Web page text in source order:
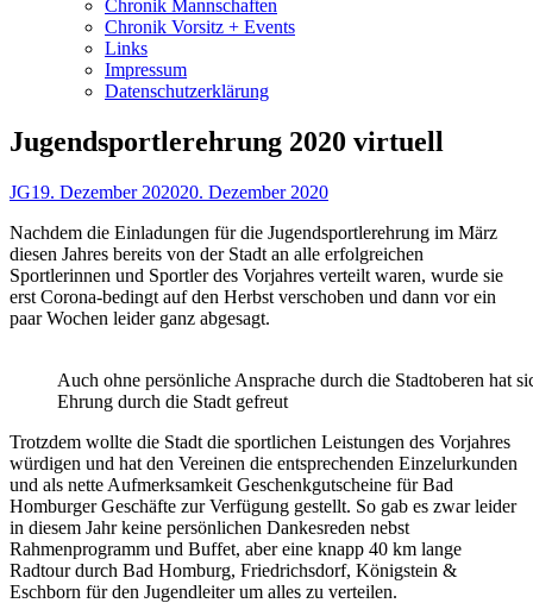
Chronik Mannschaften
Chronik Vorsitz + Events
Links
Impressum
Datenschutzerklärung
Jugendsportlerehrung 2020 virtuell
Autor
JGVeröffentlicht
19. Dezember 202020. Dezember 2020
Nachdem die Einladungen für die Jugendsportlerehrung im März
diesen Jahres bereits von der Stadt an alle erfolgreichen
Sportlerinnen und Sportler des Vorjahres verteilt waren, wurde sie
erst Corona-bedingt auf den Herbst verschoben und dann vor ein
paar Wochen leider ganz abgesagt.
Auch ohne persönliche Ansprache durch die Stadtoberen hat
Ehrung durch die Stadt gefreut
Trotzdem wollte die Stadt die sportlichen Leistungen des Vorjahres
würdigen und hat den Vereinen die entsprechenden Einzelurkunden
und als nette Aufmerksamkeit Geschenkgutscheine für Bad
Homburger Geschäfte zur Verfügung gestellt. So gab es zwar leider
in diesem Jahr keine persönlichen Dankesreden nebst
Rahmenprogramm und Buffet, aber eine knapp 40 km lange
Radtour durch Bad Homburg, Friedrichsdorf, Königstein &
Eschborn für den Jugendleiter um alles zu verteilen.